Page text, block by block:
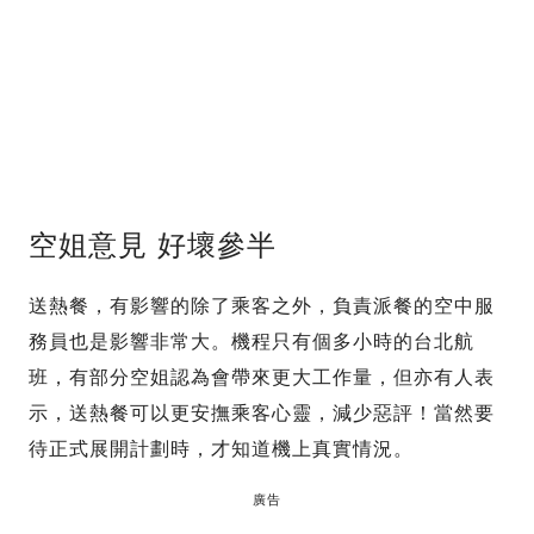
空姐意見 好壞參半
送熱餐，有影響的除了乘客之外，負責派餐的空中服
務員也是影響非常大。機程只有個多小時的台北航
班，有部分空姐認為會帶來更大工作量，但亦有人表
示，送熱餐可以更安撫乘客心靈，減少惡評！當然要
待正式展開計劃時，才知道機上真實情況。
廣告